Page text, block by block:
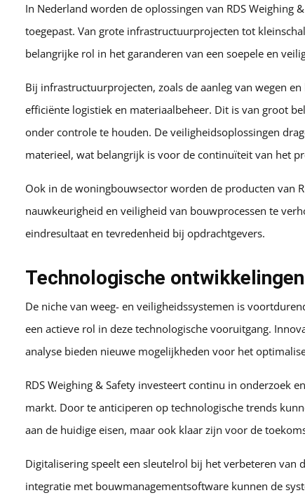
In Nederland worden de oplossingen van RDS Weighing
toegepast. Van grote infrastructuurprojecten tot
belangrijke rol in het garanderen van een soepele en
Bij infrastructuurprojecten, zoals de aanleg van wegen
efficiënte logistiek en materiaalbeheer. Dit is van groot
onder controle te houden. De veiligheidsoplossingen
materieel, wat belangrijk is voor de continuïteit van het
Ook in de woningbouwsector worden de producten van
nauwkeurigheid en veiligheid van bouwprocessen te
eindresultaat en tevredenheid bij opdrachtgevers.
Technologische
De niche van weeg- en veiligheidssystemen is
een actieve rol in deze technologische vooruitgang.
analyse bieden nieuwe mogelijkheden voor het
RDS Weighing & Safety investeert continu in onderzoek
markt. Door te anticiperen op technologische trends
aan de huidige eisen, maar ook klaar zijn voor de
Digitalisering speelt een sleutelrol bij het verbeteren
integratie met bouwmanagementsoftware kunnen de